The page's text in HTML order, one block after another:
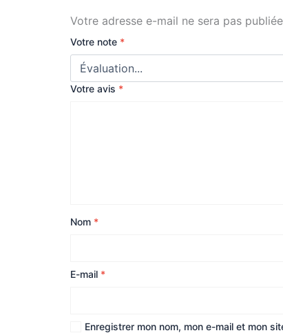
Votre adresse e-mail ne sera pas
Votre note *
Votre avis *
Nom *
E-mail *
Enregistrer mon nom, mon e-mail et mon